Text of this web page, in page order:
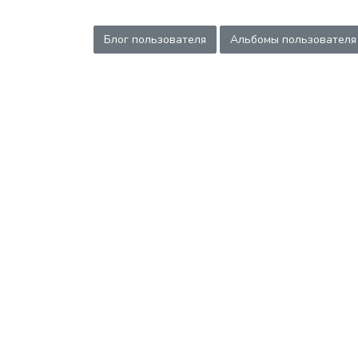
Блог пользователя Альбомы пользователя